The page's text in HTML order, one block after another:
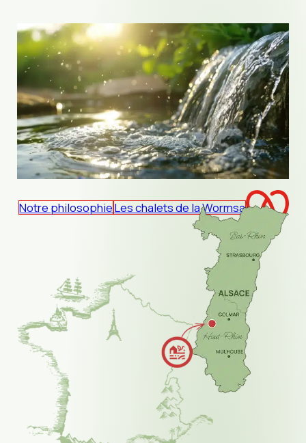
Notre philosophieLes chalets de la Wormsa